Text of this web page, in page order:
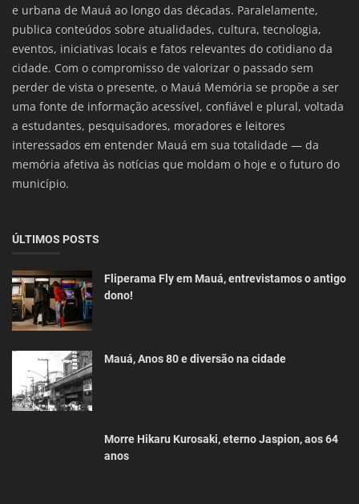
e urbana de Mauá ao longo das décadas. Paralelamente,
publica conteúdos sobre atualidades, cultura, tecnologia,
eventos, iniciativas locais e fatos relevantes do cotidiano da
cidade. Com o compromisso de valorizar o passado sem
perder de vista o presente, o Mauá Memória se propõe a ser
uma fonte de informação acessível, confiável e plural, voltada
a estudantes, pesquisadores, moradores e leitores
interessados em entender Mauá em sua totalidade — da
memória afetiva às notícias que moldam o hoje e o futuro do
município.
ÚLTIMOS POSTS
Fliperama Fly em Mauá, entrevistamos o antigo
dono!
Mauá, Anos 80 e diversão na cidade
Morre Hikaru Kurosaki, eterno Jaspion, aos 64
anos